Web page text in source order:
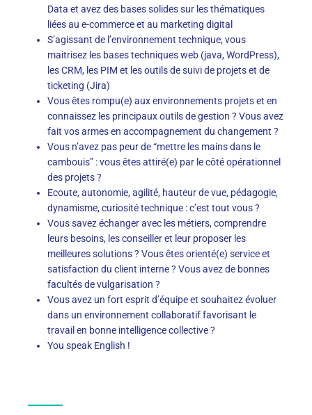
Data et avez des bases solides sur les thématiques
liées au e-commerce et au marketing digital
S’agissant de l’environnement technique, vous
maitrisez les bases techniques web (java, WordPress),
les CRM, les PIM et les outils de suivi de projets et de
ticketing (Jira)
Vous êtes rompu(e) aux environnements projets et en
connaissez les principaux outils de gestion ? Vous avez
fait vos armes en accompagnement du changement ?
Vous n’avez pas peur de “mettre les mains dans le
cambouis” : vous êtes attiré(e) par le côté opérationnel
des projets ?
Ecoute, autonomie, agilité, hauteur de vue, pédagogie,
dynamisme, curiosité technique : c’est tout vous ?
Vous savez échanger avec les métiers, comprendre
leurs besoins, les conseiller et leur proposer les
meilleures solutions ? Vous êtes orienté(e) service et
satisfaction du client interne ? Vous avez de bonnes
facultés de vulgarisation ?
Vous avez un fort esprit d’équipe et souhaitez évoluer
dans un environnement collaboratif favorisant le
travail en bonne intelligence collective ?
You speak English !